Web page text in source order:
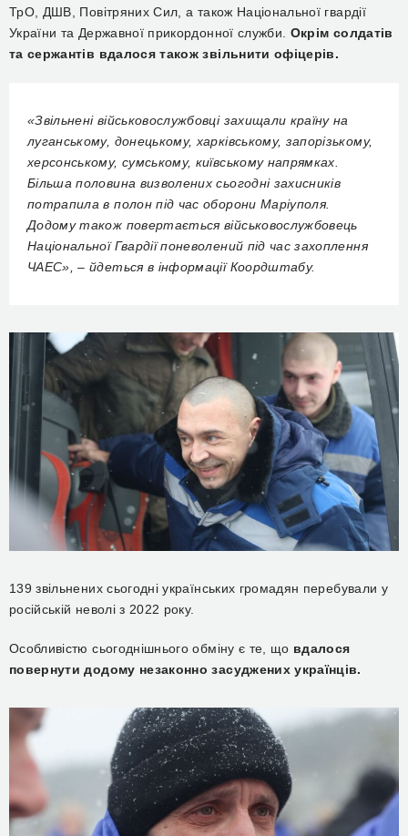
ТрО, ДШВ, Повітряних Сил, а також Національної гвардії
України та Державної прикордонної служби. Окрім солдатів
та сержантів вдалося також звільнити офіцерів.
«Звільнені військовослужбовці захищали країну на
луганському, донецькому, харківському, запорізькому,
херсонському, сумському, київському напрямках.
Більша половина визволених сьогодні захисників
потрапила в полон під час оборони Маріуполя.
Додому також повертається військовослужбовець
Національної Гвардії поневолений під час захоплення
ЧАЕС», – йдеться в інформації Коордштабу.
139 звільнених сьогодні українських громадян перебували у
російській неволі з 2022 року.
Особливістю сьогоднішнього обміну є те, що вдалося
повернути додому незаконно засуджених українців.